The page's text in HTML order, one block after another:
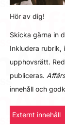
Hör av dig!
Skicka gärna in
Inkludera rubrik,
upphovsrätt.
publiceras.
innehåll och
Externt innehåll